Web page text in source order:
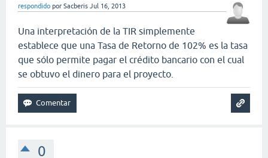
respondido por Sacberis Jul 16, 2013
Una interpretación de la TIR simplemente
establece que una Tasa de Retorno de 102% es la tasa
que sólo permite pagar el crédito bancario con el cual
se obtuvo el dinero para el proyecto.
0